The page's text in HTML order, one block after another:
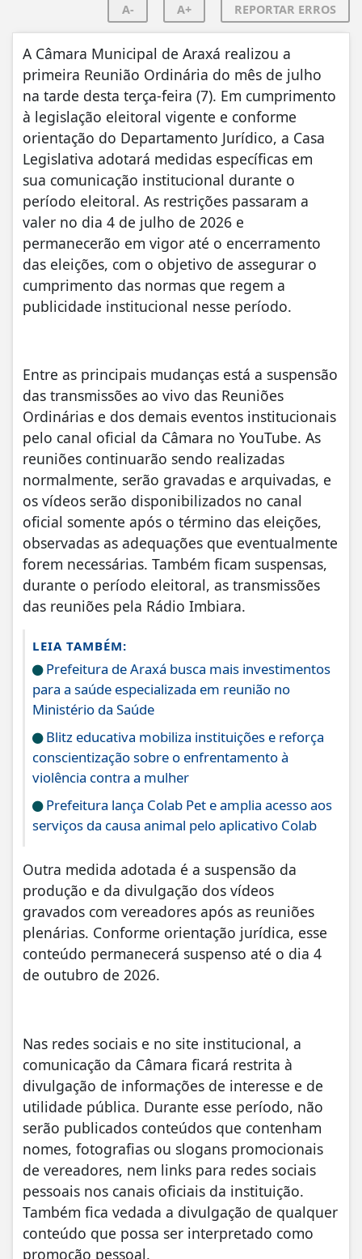
A- A+ REPORTAR ERROS
A Câmara Municipal de Araxá realizou a
primeira Reunião Ordinária do mês de julho
na tarde desta terça-feira (7). Em cumprimento
à legislação eleitoral vigente e conforme
orientação do Departamento Jurídico, a Casa
Legislativa adotará medidas específicas em
sua comunicação institucional durante o
período eleitoral. As restrições passaram a
valer no dia 4 de julho de 2026 e
permanecerão em vigor até o encerramento
das eleições, com o objetivo de assegurar o
cumprimento das normas que regem a
publicidade institucional nesse período.
Entre as principais mudanças está a suspensão
das transmissões ao vivo das Reuniões
Ordinárias e dos demais eventos institucionais
pelo canal oficial da Câmara no YouTube. As
reuniões continuarão sendo realizadas
normalmente, serão gravadas e arquivadas, e
os vídeos serão disponibilizados no canal
oficial somente após o término das eleições,
observadas as adequações que eventualmente
forem necessárias. Também ficam suspensas,
durante o período eleitoral, as transmissões
das reuniões pela Rádio Imbiara.
LEIA TAMBÉM:
Prefeitura de Araxá busca mais investimentos
para a saúde especializada em reunião no
Ministério da Saúde
Blitz educativa mobiliza instituições e reforça
conscientização sobre o enfrentamento à
violência contra a mulher
Prefeitura lança Colab Pet e amplia acesso aos
serviços da causa animal pelo aplicativo Colab
Outra medida adotada é a suspensão da
produção e da divulgação dos vídeos
gravados com vereadores após as reuniões
plenárias. Conforme orientação jurídica, esse
conteúdo permanecerá suspenso até o dia 4
de outubro de 2026.
Nas redes sociais e no site institucional, a
comunicação da Câmara ficará restrita à
divulgação de informações de interesse e de
utilidade pública. Durante esse período, não
serão publicados conteúdos que contenham
nomes, fotografias ou slogans promocionais
de vereadores, nem links para redes sociais
pessoais nos canais oficiais da instituição.
Também fica vedada a divulgação de qualquer
conteúdo que possa ser interpretado como
promoção pessoal.